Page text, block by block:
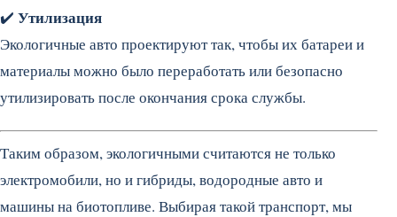
✔️ Утилизация
Экологичные авто проектируют так, чтобы их батареи и
материалы можно было переработать или безопасно
утилизировать после окончания срока службы.
Таким образом, экологичными считаются не только
электромобили, но и гибриды, водородные авто и
машины на биотопливе. Выбирая такой транспорт, мы